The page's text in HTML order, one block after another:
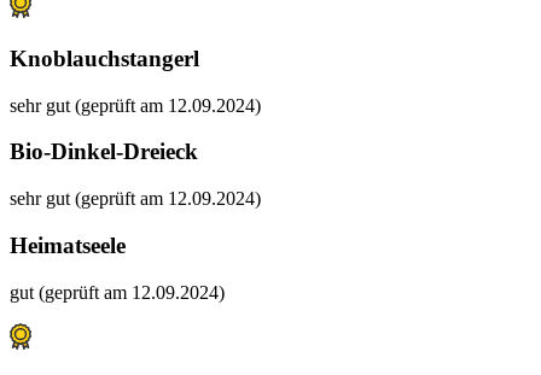
Knoblauchstangerl
sehr gut (geprüft am 12.09.2024)
Bio-Dinkel-Dreieck
sehr gut (geprüft am 12.09.2024)
Heimatseele
gut (geprüft am 12.09.2024)